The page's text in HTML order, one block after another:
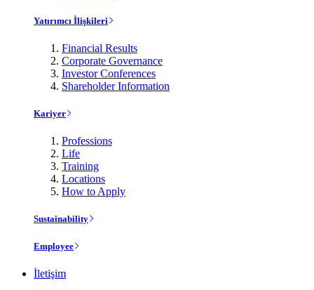
Yatırımcı İlişkileri
Financial Results
Corporate Governance
Investor Conferences
Shareholder Information
Kariyer
Professions
Life
Training
Locations
How to Apply
Sustainability
Employee
İletişim